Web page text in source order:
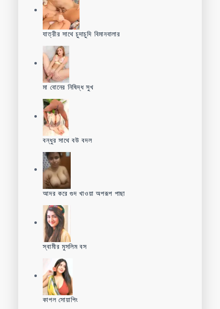
যাত্রীর সাথে চুদাচুদি বিমানবালার
মা বোনের নিষিদ্ধ সুখ
বন্ধুর সাথে বউ বদল
আদর করে গুদ খাওয়া অপরূপ পাছা
স্বামীর মুসলিম বস
কাপল সোয়াপিং